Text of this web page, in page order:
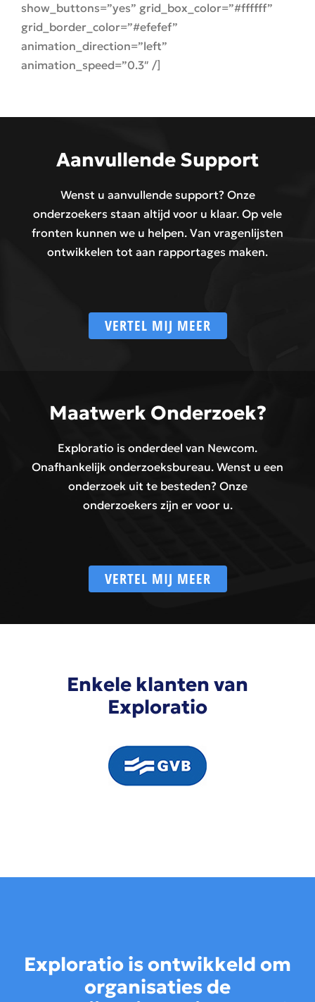
show_buttons=”yes” grid_box_color=”#ffffff”
grid_border_color=”#efefef”
animation_direction=”left”
animation_speed=”0.3″ /]
Aanvullende Support
Wenst u aanvullende support? Onze
onderzoekers staan altijd voor u klaar. Op vele
fronten kunnen we u helpen. Van vragenlijsten
ontwikkelen tot aan rapportages maken.
VERTEL MIJ MEER
Maatwerk Onderzoek?
Exploratio is onderdeel van Newcom.
Onafhankelijk onderzoeksbureau. Wenst u een
onderzoek uit te besteden? Onze
onderzoekers zijn er voor u.
VERTEL MIJ MEER
Enkele klanten van
Exploratio
Exploratio is ontwikkeld om
organisaties de